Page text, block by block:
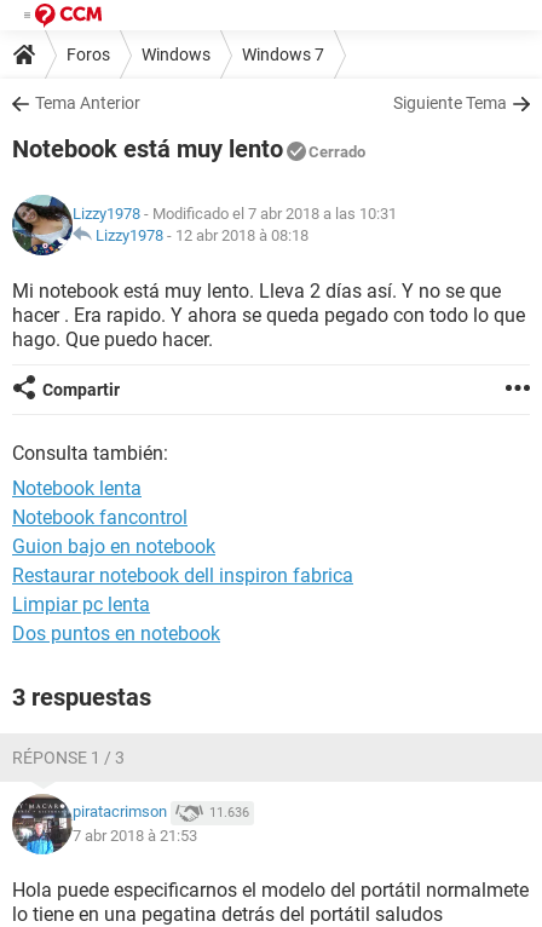
Foros Windows Windows 7
Tema Anterior Siguiente Tema
Notebook está muy lento Cerrado
Lizzy1978 - Modificado el 7 abr 2018 a las 10:31
Lizzy1978 - 12 abr 2018 à 08:18
Mi notebook está muy lento. Lleva 2 días así. Y no se que
hacer . Era rapido. Y ahora se queda pegado con todo lo que
hago. Que puedo hacer.
Compartir
Consulta también:
Notebook lenta
Notebook fancontrol
Guion bajo en notebook
Restaurar notebook dell inspiron fabrica
Limpiar pc lenta
Dos puntos en notebook
3 respuestas
RÉPONSE 1 / 3
piratacrimson 11.636
7 abr 2018 à 21:53
Hola puede especificarnos el modelo del portátil normalmete
lo tiene en una pegatina detrás del portátil saludos